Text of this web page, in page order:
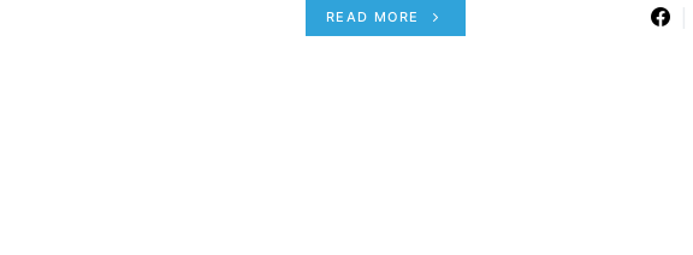
READ MORE